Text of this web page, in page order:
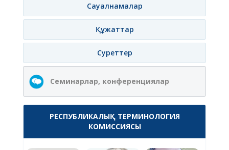
Сауалнамалар
Құжаттар
Суреттер
Семинарлар, конференциялар
РЕСПУБЛИКАЛЫҚ ТЕРМИНОЛОГИЯ
КОМИССИЯСЫ